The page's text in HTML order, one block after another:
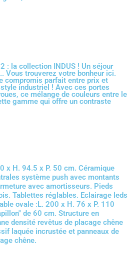
: la collection INDUS ! Un séjour
Vous trouverez votre bonheur ici.
compromis parfait entre prix et
industriel ! Avec ces portes
ce mélange de couleurs entre le
gamme qui offre un contraste
x H. 94.5 x P. 50 cm. Céramique
système push avec montants
avec amortisseurs. Pieds
Tablettes réglables. Eclairage leds
ovale :L. 200 x H. 76 x P. 110
de 60 cm. Structure en
densité revêtus de placage chêne
laquée incrustée et panneaux de
chêne.